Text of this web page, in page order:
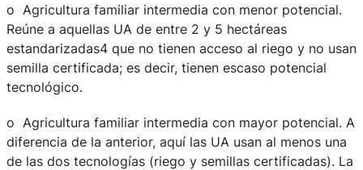
o Agricultura familiar intermedia con menor potencial.
Reúne a aquellas UA de entre 2 y 5 hectáreas
estandarizadas4 que no tienen acceso al riego y no usan
semilla certificada; es decir, tienen escaso potencial
tecnológico.
o Agricultura familiar intermedia con mayor potencial. A
diferencia de la anterior, aquí las UA usan al menos una
de las dos tecnologías (riego y semillas certificadas). La